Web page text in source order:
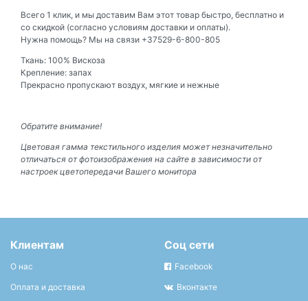
Всего 1 клик, и мы доставим Вам этот товар быстро, бесплатно и
со скидкой (согласно условиям доставки и оплаты).
Нужна помощь? Мы на связи +37529-6-800-805
Ткань: 100% Вискоза
Крепление: запах
Прекрасно пропускают воздух, мягкие и нежные
Обратите внимание!
Цветовая гамма текстильного изделия может незначительно
отличаться от фотоизображения на сайте в зависимости от
настроек цветопередачи Вашего монитора
Клиентам
О нас
Оплата и доставка
Соц сети
Facebook
Вконтакте